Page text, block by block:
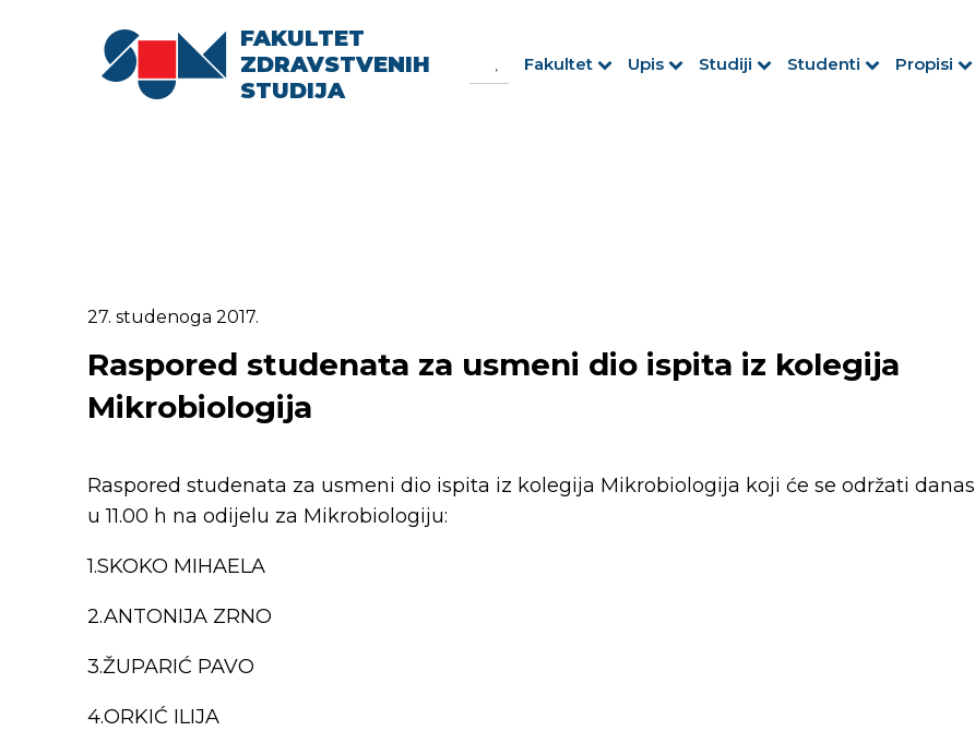
FAKULTET
ZDRAVSTVENIH
STUDIJA
for:
Fakultet Upis Studiji Studenti Propisi
27. studenoga 2017.
Raspored studenata za usmeni dio ispita iz kolegija
Mikrobiologija
Raspored studenata za usmeni dio ispita iz kolegija Mikrobiologija koji će se održati danas
u 11.00 h na odijelu za Mikrobiologiju:
1.SKOKO MIHAELA
2.ANTONIJA ZRNO
3.ŽUPARIĆ PAVO
4.ORKIĆ ILIJA